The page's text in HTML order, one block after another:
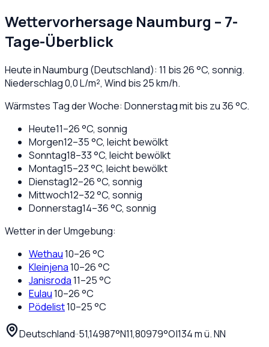
Wettervorhersage Naumburg – 7-
Tage-Überblick
Heute inNaumburg (Deutschland): 11 bis26°C, sonnig.
Niederschlag0,0L/m², Wind bis25km/h.
Wärmstes Tag der Woche: Donnerstag mit bis zu 36 °C.
Heute11–26°C, sonnig
Morgen12–35°C, leicht bewölkt
Sonntag18–33°C, leicht bewölkt
Montag15–23°C, leicht bewölkt
Dienstag12–26°C, sonnig
Mittwoch12–32°C, sonnig
Donnerstag14–36°C, sonnig
Wetter in der Umgebung:
Wethau10–26°C
Kleinjena10–26°C
Janisroda11–25°C
Eulau10–26°C
Pödelist10–25°C
Deutschland··51,14987°N11,80979°O|134m ü. NN